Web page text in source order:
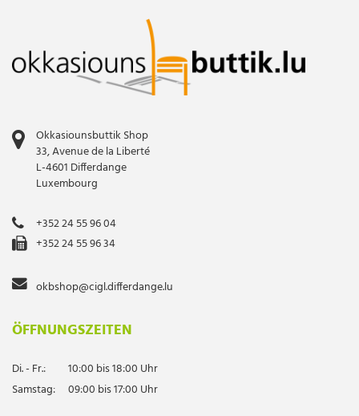
Okkasiounsbuttik Shop
33, Avenue de la Liberté
L-4601 Differdange
Luxembourg
+352 24 55 96 04
+352 24 55 96 34
okbshop@cigl.differdange.lu
ÖFFNUNGSZEITEN
Di. - Fr.:
10:00 bis 18:00 Uhr
Samstag:
09:00 bis 17:00 Uhr